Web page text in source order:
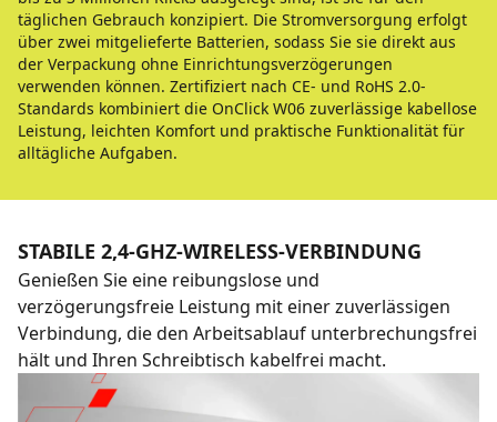
täglichen Gebrauch konzipiert. Die Stromversorgung erfolgt
über zwei mitgelieferte Batterien, sodass Sie sie direkt aus
der Verpackung ohne Einrichtungsverzögerungen
verwenden können. Zertifiziert nach CE- und RoHS 2.0-
Standards kombiniert die OnClick W06 zuverlässige kabellose
Leistung, leichten Komfort und praktische Funktionalität für
alltägliche Aufgaben.
STABILE 2,4-GHZ-WIRELESS-VERBINDUNG
Genießen Sie eine reibungslose und
verzögerungsfreie Leistung mit einer zuverlässigen
Verbindung, die den Arbeitsablauf unterbrechungsfrei
hält und Ihren Schreibtisch kabelfrei macht.